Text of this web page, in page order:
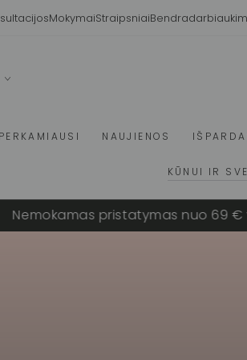
MokymaiStraipsniai
PERKAMIAUSI NAUJIENOS
KŪNUI IR
pristatymas nuo 69 €